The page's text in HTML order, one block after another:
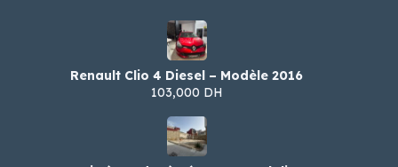
Renault Clio 4 Diesel – Modèle 2016
103,000 DH